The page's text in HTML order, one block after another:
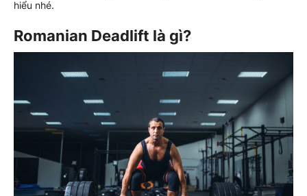
hiểu nhé.
Romanian Deadlift là gì?